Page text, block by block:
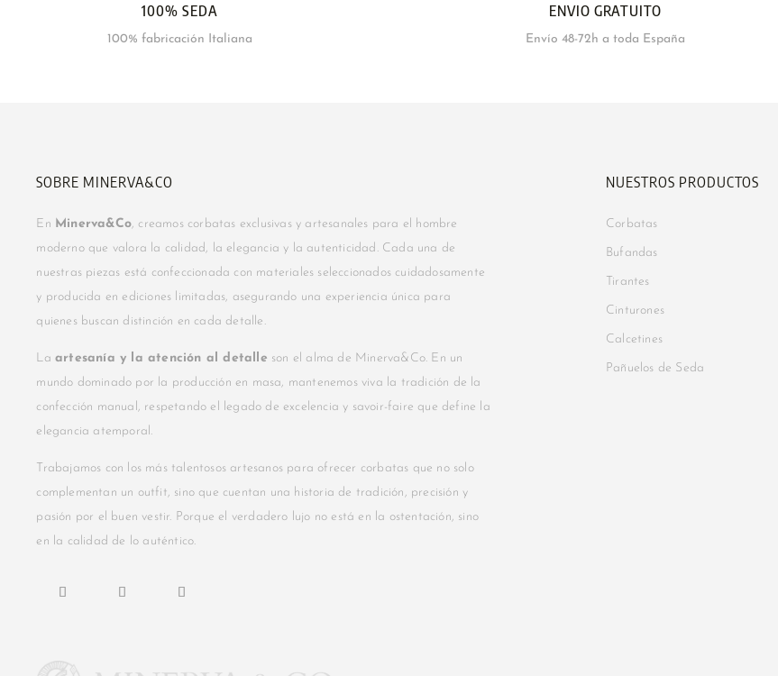
100% SEDA
100% fabricación Italiana
ENVIO GRATUITO
Envío 48-72h a toda España
SOBRE MINERVA&CO
En Minerva&Co, creamos corbatas exclusivas y artesanales para el hombre
moderno que valora la calidad, la elegancia y la autenticidad. Cada una de
nuestras piezas está confeccionada con materiales seleccionados cuidadosamente
y producida en ediciones limitadas, asegurando una experiencia única para
quienes buscan distinción en cada detalle.
La artesanía y la atención al detalle son el alma de Minerva&Co. En un
mundo dominado por la producción en masa, mantenemos viva la tradición de la
confección manual, respetando el legado de excelencia y savoir-faire que define la
elegancia atemporal.
Trabajamos con los más talentosos artesanos para ofrecer corbatas que no solo
complementan un outfit, sino que cuentan una historia de tradición, precisión y
pasión por el buen vestir. Porque el verdadero lujo no está en la ostentación, sino
en la calidad de lo auténtico.
NUESTROS PRODUCTOS
Corbatas
Bufandas
Tirantes
Cinturones
Calcetines
Pañuelos de Seda